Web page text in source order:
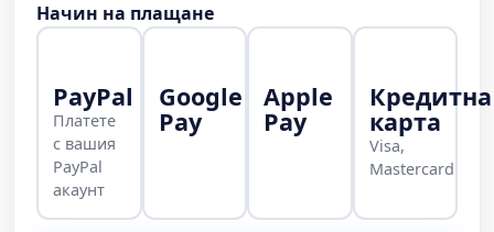
Начин на плащане
PayPal
Платете
с вашия
PayPal
акаунт
Google
Pay
Apple
Pay
Кредитна
карта
Visa,
Mastercard